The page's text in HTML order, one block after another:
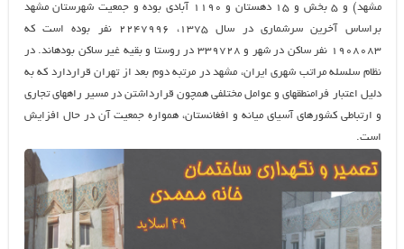
مشهد) و ۵ بخش و ۱۵ دهستان و ۱۱۹۰ آبادي بوده و جمعيت شهرستان مشهد
براساس آخرين سرشماري در سال ۱۳۷۵، ۲۲۴۷۹۹۶ نفر بوده است كه
۱۹۰۸۰۸۳ نفر ساكن در شهر و ۳۳۹۷۲۸ در روستا و بقيه غير ساكن بوده‏اند. در
نظام سلسله مراتب شهري ايران، مشهد در مرتبه دوم بعد از تهران قراردارد كه به
دليل اعتبار فرامنطقه‏اي و عوامل مختلفي همچون قرارداشتن در مسير راههاي تجاري
و ارتباطي كشورهاي آسياي ميانه و افغانستان، همواره جمعيت آن در حال افزايش
است.